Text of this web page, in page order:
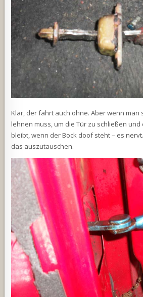
Klar, der fährt auch ohne. Aber wenn man
lehnen muss, um die Tür zu schließen
bleibt, wenn der Bock doof steht – es
das auszutauschen.